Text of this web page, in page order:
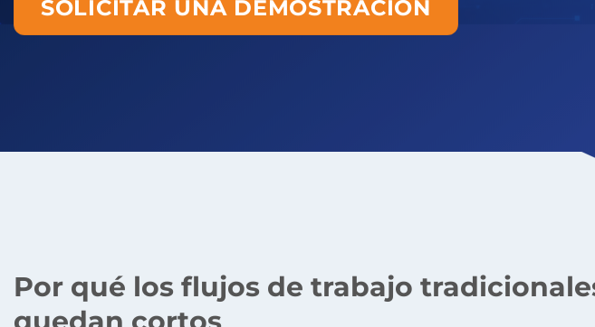
SOLICITAR UNA DEMOSTRACIÓN
Por qué los flujos de trabajo